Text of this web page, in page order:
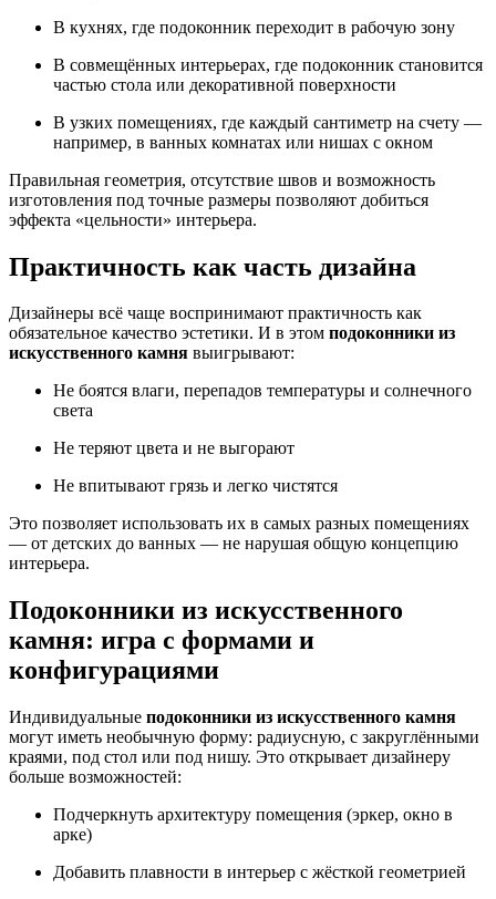
В кухнях, где подоконник переходит в рабочую зону
В совмещённых интерьерах, где подоконник становится
частью стола или декоративной поверхности
В узких помещениях, где каждый сантиметр на счету —
например, в ванных комнатах или нишах с окном
Правильная геометрия, отсутствие швов и возможность
изготовления под точные размеры позволяют добиться
эффекта «цельности» интерьера.
Практичность как часть дизайна
Дизайнеры всё чаще воспринимают практичность как
обязательное качество эстетики. И в этом подоконники из
искусственного камня выигрывают:
Не боятся влаги, перепадов температуры и солнечного
света
Не теряют цвета и не выгорают
Не впитывают грязь и легко чистятся
Это позволяет использовать их в самых разных помещениях
— от детских до ванных — не нарушая общую концепцию
интерьера.
Подоконники из искусственного
камня: игра с формами и
конфигурациями
Индивидуальные подоконники из искусственного камня
могут иметь необычную форму: радиусную, с закруглёнными
краями, под стол или под нишу. Это открывает дизайнеру
больше возможностей:
Подчеркнуть архитектуру помещения (эркер, окно в
арке)
Добавить плавности в интерьер с жёсткой геометрией